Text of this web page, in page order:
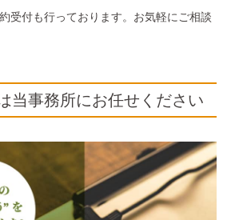
受付も行っております。お気軽にご相談
当事務所にお任せください